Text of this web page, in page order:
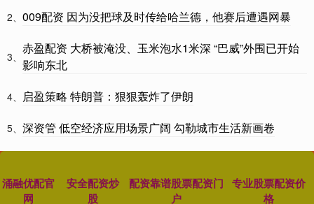
2、 009配资 因为没把球及时传给哈兰德，他赛后遭遇网暴
3、
赤盈配资 大桥被淹没、玉米泡水1米深 “巴威”外围已开始
影响东北
4、 启盈策略 特朗普：狠狠轰炸了伊朗
5、 深资管 低空经济应用场景广阔 勾勒城市生活新画卷
涌融优配官
网
安全配资炒
股
配资靠谱股票配资门
户
专业股票配资价
格